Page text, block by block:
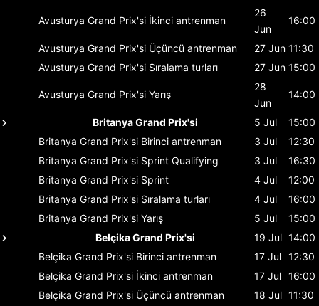
Avusturya Grand Prix'si İkinci antrenman
26
Jun
16:00
Avusturya Grand Prix'si Üçüncü antrenman 27 Jun 11:30
Avusturya Grand Prix'si Sıralama turları 27 Jun 15:00
Avusturya Grand Prix'si Yarış
28
Jun
14:00
Britanya Grand Prix'si 5 Jul
15:00
Britanya Grand Prix'si Birinci antrenman 3 Jul
12:30
Britanya Grand Prix'si Sprint Qualifying 3 Jul
16:30
Britanya Grand Prix'si Sprint 4 Jul
12:00
Britanya Grand Prix'si Sıralama turları 4 Jul
16:00
Britanya Grand Prix'si Yarış 5 Jul
15:00
Belçika Grand Prix'si
19 Jul 14:00
Belçika Grand Prix'si Birinci antrenman 17 Jul 12:30
Belçika Grand Prix'si İkinci antrenman 17 Jul 16:00
Belçika Grand Prix'si Üçüncü antrenman 18 Jul 11:30